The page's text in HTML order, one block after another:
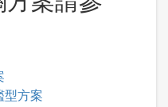
型方案